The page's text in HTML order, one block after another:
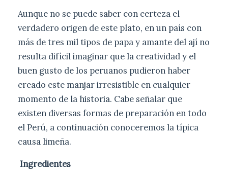
Aunque no se puede saber con certeza el
verdadero origen de este plato, en un país con
más de tres mil tipos de papa y amante del ají no
resulta difícil imaginar que la creatividad y el
buen gusto de los peruanos pudieron haber
creado este manjar irresistible en cualquier
momento de la historia. Cabe señalar que
existen diversas formas de preparación en todo
el Perú, a continuación conoceremos la típica
causa limeña.
Ingredientes